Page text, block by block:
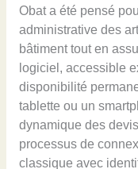
Obat a été pensé
administrative des
bâtiment tout en
logiciel, accessible
disponibilité
tablette ou un
dynamique des
processus de
classique avec